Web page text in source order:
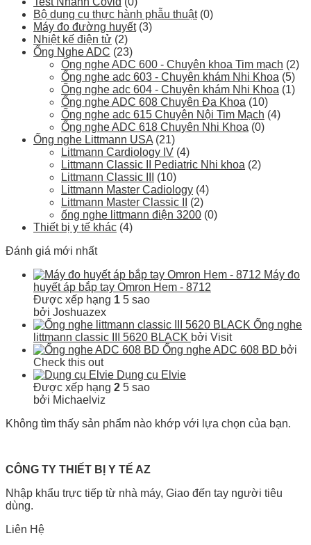
Bộ dụng cụ thực hành phẫu thuật (0)
Máy đo đường huyết (3)
Nhiệt kế điện tử (2)
Ống Nghe ADC (23)
Ống nghe ADC 600 - Chuyên khoa Tim mạch (2)
Ống nghe adc 603 - Chuyên khám Nhi Khoa (5)
Ống nghe adc 604 - Chuyên khám Nhi Khoa (1)
Ống nghe ADC 608 Chuyên Đa Khoa (10)
Ống nghe adc 615 Chuyên Nội Tim Mạch (4)
Ống nghe ADC 618 Chuyên Nhi Khoa (0)
Ống nghe Littmann USA (21)
Littmann Cardiology IV (4)
Littmann Classic II Pediatric Nhi khoa (2)
Littmann Classic III
(10)
Littmann Master Cadiology (4)
Littmann Master Classic II
(2)
ống nghe littmann điện 3200 (0)
Thiết bị y tế khác (4)
Đánh giá mới nhất
Máy đo
huyết áp bắp tay Omron Hem - 8712
Được xếp hạng 1 5 sao
bởi Joshuazex
Ống nghe
littmann classic III 5620 BLACK bởi Visit
Ống nghe ADC 608 BD bởi
Check this out
Dụng cụ Elvie
Được xếp hạng 2 5 sao
bởi Michaelviz
Không tìm thấy sản phẩm nào khớp với lựa chọn của bạn.
CÔNG TY THIẾT BỊ Y TẾ AZ
Nhập khẩu trực tiếp từ nhà máy, Giao đến tay người tiêu
dùng.
Liên Hệ